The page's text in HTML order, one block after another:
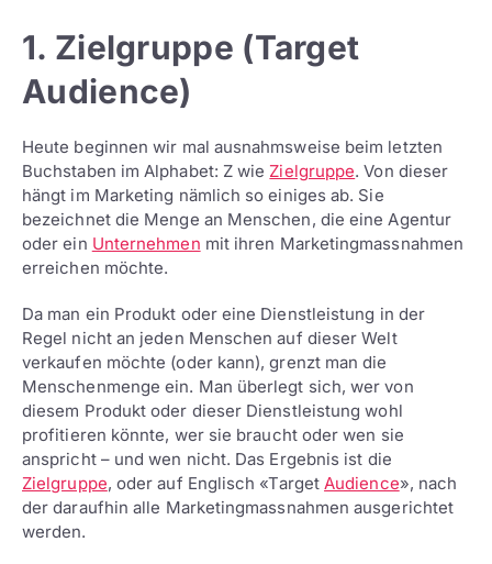
1. Zielgruppe (Target
Audience)
Heute beginnen wir mal ausnahmsweise beim letzten
Buchstaben im Alphabet: Z wie Zielgruppe. Von dieser
hängt im Marketing nämlich so einiges ab. Sie
bezeichnet die Menge an Menschen, die eine Agentur
oder ein Unternehmen mit ihren Marketingmassnahmen
erreichen möchte.
Da man ein Produkt oder eine Dienstleistung in der
Regel nicht an jeden Menschen auf dieser Welt
verkaufen möchte (oder kann), grenzt man die
Menschenmenge ein. Man überlegt sich, wer von
diesem Produkt oder dieser Dienstleistung wohl
profitieren könnte, wer sie braucht oder wen sie
anspricht – und wen nicht. Das Ergebnis ist die
Zielgruppe, oder auf Englisch «TargetAudience», nach
der daraufhin alle Marketingmassnahmen ausgerichtet
werden.